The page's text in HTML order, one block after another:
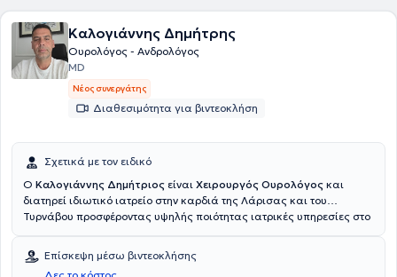
Καλογιάννης Δημήτρης
Ουρολόγος - Ανδρολόγος
MD
Νέος συνεργάτης
Διαθεσιμότητα για βιντεοκλήση
Σχετικά με τον ειδικό
Ο Καλογιάννης Δημήτριος είναι Χειρουργός Ουρολόγος και
διατηρεί ιδιωτικό ιατρείο στην καρδιά της Λάρισας και του
Τυρνάβου προσφέροντας υψηλής ποιότητας ιατρικές υπηρεσίες στο
University of Plovdiv (2005), ο κ. Καλογιάννης απέκτησε την
ειδικότητα του Χειρουργού Ουρολόγου το 2018.Η επαγγελματική του
Επίσκεψη μέσω βιντεοκλήσης